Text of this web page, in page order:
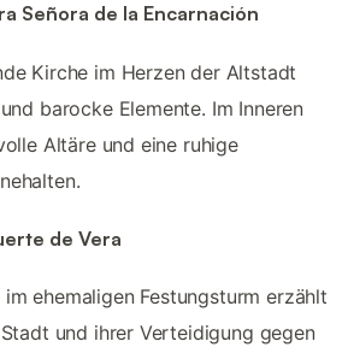
Señora de la Encarnación
Kirche im Herzen der Altstadt
barocke Elemente. Im Inneren
Altäre und eine ruhige
de Vera
ehemaligen Festungsturm erzählt
und ihrer Verteidigung gegen